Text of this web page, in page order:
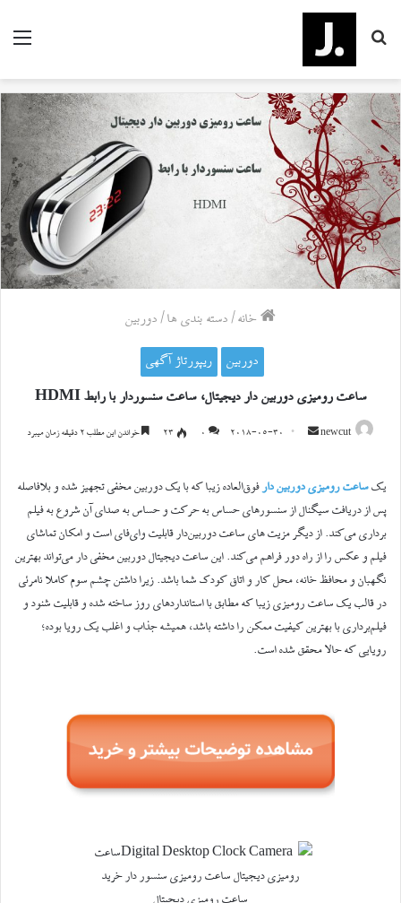
منو
برای
خانه / دسته بندی ها / دوربین
دوربین ریپورتاژ آگهی
ساعت رومیزی دوربین دار دیجیتال، ساعت سنسور‌دار با رابط HDMI
newcut
ارسال
2018-05-30
0 ۲۳ خواندن این مطلب ۲ دقیقه زمان میبرد
یکساعت رومیزی دوربین دار فوق‌العاده زیبا که با یک دوربین مخفی تجهیز شده و بلافاصله
پس از دریافت سیگنال از سنسور‌های حساس به حرکت و حساس به صدای آن شروع به فیلم‌
برداری می‌کند. از دیگر مزیت های ساعت دوربین‌دار قابلیت وای‌فای است و امکان تماشای
فیلم و عکس را از راه دور فراهم می‌کند. این ساعت دیجیتال دوربین مخفی دار می‌تواند بهترین
نگهبان و محافظ خانه، محل کار و اتاق کودک شما باشد. زیرا داشتن چشم سوم کاملا نامرئی
در قالب یک ساعت رومیزی زیبا که مطابق با استاندارد‌های روز ساخته شده و قابلیت شنود و
فیلم‌برداری با بهترین کیفیت ممکن را داشته باشد، همیشه جذاب و اغلب یک رویا بوده؛
رویایی که حالا محقق شده است.